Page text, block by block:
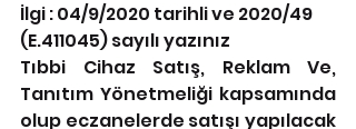
İlgi : 04/9/2020 tarihli ve 2020/49
(E.411045) sayılı yazınız
Tıbbi Cihaz Satış, Reklam Ve,
Tanıtım Yönetmeliği kapsamında
olup eczanelerde satışı yapılacak